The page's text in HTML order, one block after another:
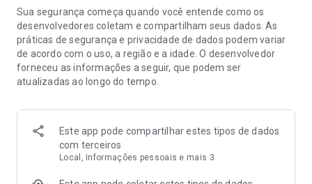
Funcionalidades:
Categorias de Treino: o box-to-box tem exercicios de futebol
em 8 categorias de treino. Pode treinar o chute, passe, drible,
resistência física, coordenação, força, toque de bola e
jogadas de futebol tecnico, como a rabona, o elástico, a
Treinador Virtual: seu Treinador Virtual cria planos de treino
personalizados para você melhorar com os exercicios de
futebol e jogar melhor. Seu plano de treino respeita sua
Sua segurança começa quando você entende como os
desenvolvedores coletam e compartilham seus dados. As
práticas de segurança e privacidade de dados podem variar
de acordo com o uso, a região e a idade. O desenvolvedor
forneceu as informações a seguir, que podem ser
atualizadas ao longo do tempo.
Este app pode compartilhar estes tipos de dados
com terceiros
Local, Informações pessoais e mais 3